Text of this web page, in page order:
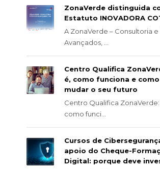
ZonaVerde distinguida
Estatuto INOVADORA
A ZonaVerde – Consultoria e
Avançados, ...
Centro Qualifica
é, como funciona e
mudar o seu futuro
Centro Qualifica ZonaVerde:
como funci...
Cursos de
apoio do Cheque-
Digital: porque deve